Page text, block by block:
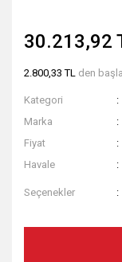
30.213,92
2.800,33 TL den
Kategori
Marka
Fiyat
Havale
Seçenekler